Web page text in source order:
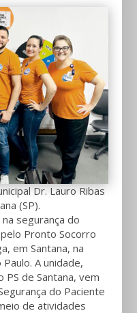
Dr. Lauro Ribas
(SP).
segurança do
Pronto Socorro
em Santana, na
A unidade,
de Santana, vem
do Paciente
de atividades